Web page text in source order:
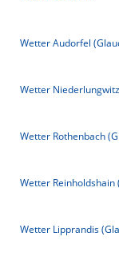
Wetter Audorfel
Wetter
Wetter Rothenbach
Wetter Reinholdshain
Wetter Lipprandis